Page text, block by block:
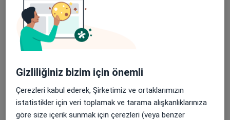
Ayak Bileği Artroskopisi
Ayak Parmağı Ampütasyonu
Ayak Ve Ayak Bileği Artrodezi
Ayak Ve Ayak Bileği Cerrahisi
Ayak Ve Ayak Bileği Laparoskopik Artrodezi
Açık Redüksiyon Internal Fiksasyon(Orif)
Gizliliğiniz bizim için önemli
Çerezleri kabul ederek, Şirketimiz ve ortaklarımızın
istatistikler için veri toplamak ve tarama alışkanlıklarınıza
göre size içerik sunmak için çerezleri (veya benzer